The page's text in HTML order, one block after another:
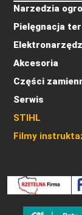
Narzedzia
Pielęgnacja
Akcesoria
Części
Serwis
STIHL
Filmy